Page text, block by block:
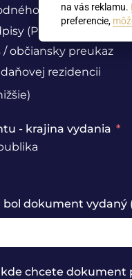
registra,
(Plné moci, čestné
/ občiansky preukaz
rezidencii
- krajina vydania
bol dokument vydaný
kde chcete dokument
na vás reklamu.
preferencie,